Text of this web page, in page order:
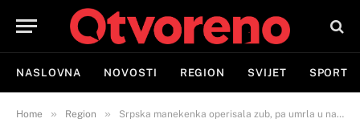
NASLOVNA NOVOSTI REGION SVIJET SPORT
Home » Region » Srpska manekenka operisala zub, pa umrla u najstrašnijim mukama